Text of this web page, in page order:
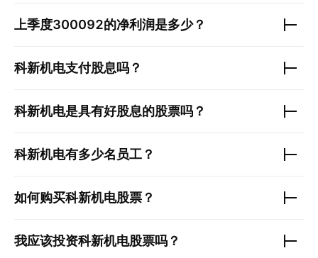
上季度300092的净利润是多少？
科新机电支付股息吗？
科新机电是具有好股息的股票吗？
科新机电有多少名员工？
如何购买科新机电股票？
我应该投资科新机电股票吗？